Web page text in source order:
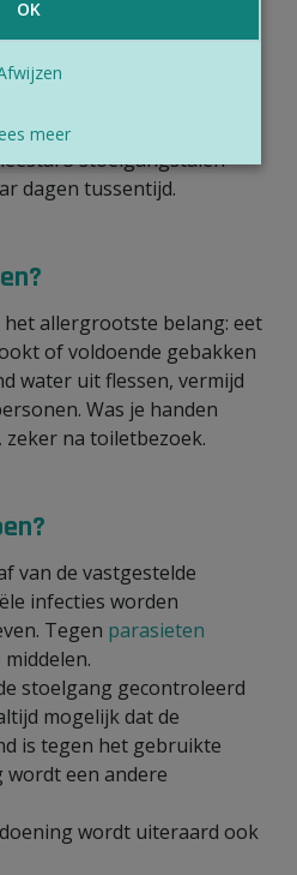
van de oorzaak te
3 stoelgangstalen
dagen tussentijd.
het allergrootste belang: eet
of voldoende gebakken
water uit flessen, vermijd
Was je handen
na toiletbezoek.
van de vastgestelde
infecties worden
Tegen parasieten
stoelgang gecontroleerd
mogelijk dat de
is tegen het gebruikte
wordt een andere
wordt uiteraard ook
OK
meer